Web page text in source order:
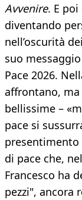
Avvenire. E
diventando
nell’oscurità
suo
Pace 2026.
affrontano,
bellissime –
pace si
di pace che,
Francesco ha
pezzi", ancora